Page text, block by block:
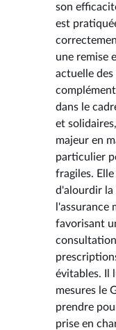
son
est
une remise
actuelle
dans le
et
majeur en
particulier
fragiles.
d'alourdir la
l'assurance
favorisant
évitables. Il
mesures le
prendre
prise en